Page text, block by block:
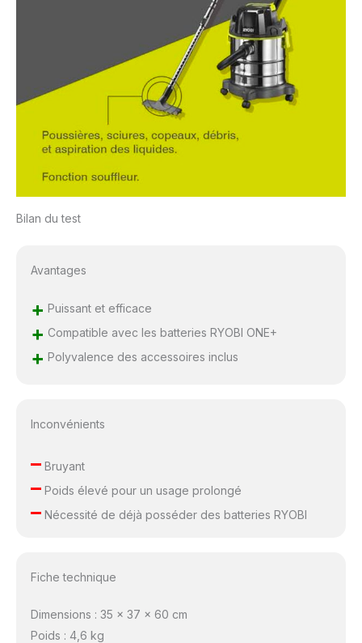
dans les 30 jours
suivant l'achat, 3 ans
Bilan du test
Avantages
+ Puissant et efficace
+ Compatible avec les batteries RYOBI ONE+
+ Polyvalence des accessoires inclus
Inconvénients
–Bruyant
–Poids élevé pour un usage prolongé
–Nécessité de déjà posséder des batteries RYOBI
Fiche technique
Dimensions : 35 x 37 x 60 cm
Poids : 4,6 kg